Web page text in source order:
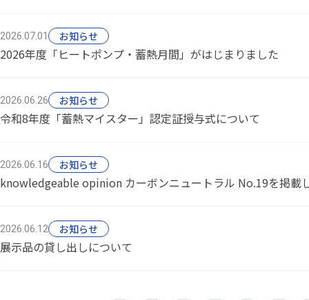
2026.07.01 お知らせ
2026年度「ヒートポンプ・蓄熱月間」がはじまりました
2026.06.26 お知らせ
令和8年度「蓄熱マイスター」認定証授与式について
2026.06.16 お知らせ
knowledgeable opinion カーボンニュートラル No.19を掲載
2026.06.12 お知らせ
展示品の貸し出しについて